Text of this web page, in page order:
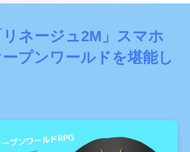
リネージュ2M」スマホ
プンワールドを堪能し